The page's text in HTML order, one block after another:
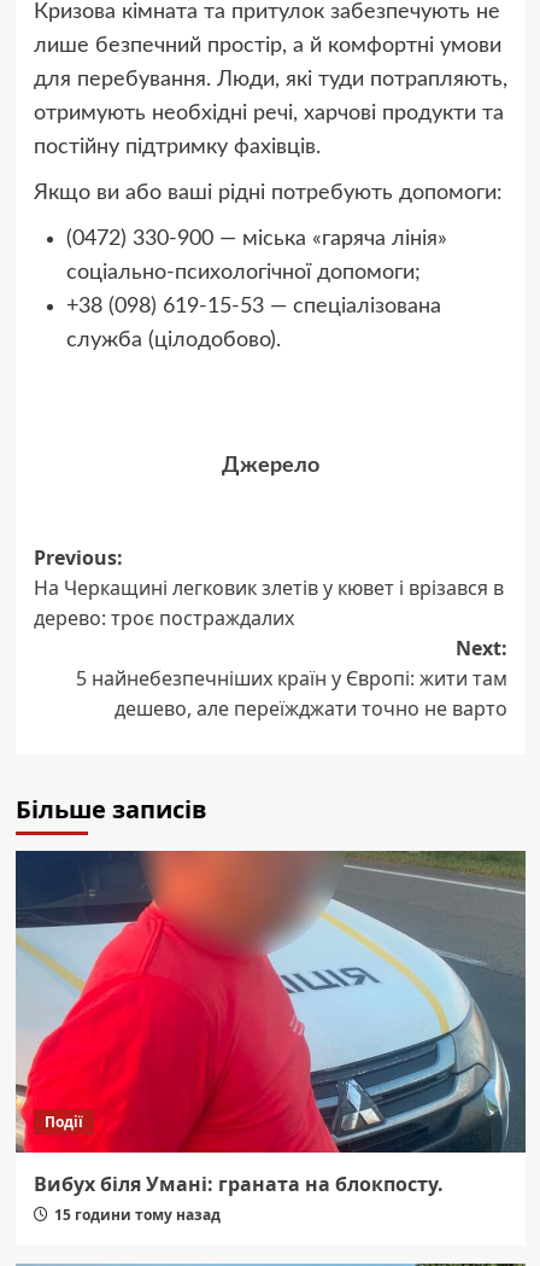
Кризова кімната та притулок забезпечують не
лише безпечний простір, а й комфортні умови
для перебування. Люди, які туди потрапляють,
отримують необхідні речі, харчові продукти та
постійну підтримку фахівців.
Якщо ви або ваші рідні потребують допомоги:
(0472) 330-900 — міська «гаряча лінія»
соціально-психологічної допомоги;
+38 (098) 619-15-53 — спеціалізована
служба (цілодобово).
Джерело
Post
navigation
Previous:
На Черкащині легковик злетів у кювет і врізався в
дерево: троє постраждалих
Next:
5 найнебезпечніших країн у Європі: жити там
дешево, але переїжджати точно не варто
Більше записів
Події
Вибух біля Умані: граната на блокпосту.
15 години тому назад